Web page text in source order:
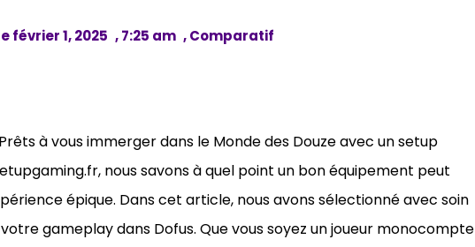
février 1, 2025 ,7:25 am ,Comparatif
à vous immerger dans le Monde des Douze avec un setup
nous savons à quel point un bon équipement peut
épique. Dans cet article, nous avons sélectionné avec soin
gameplay dans Dofus. Que vous soyez un joueur monocompte